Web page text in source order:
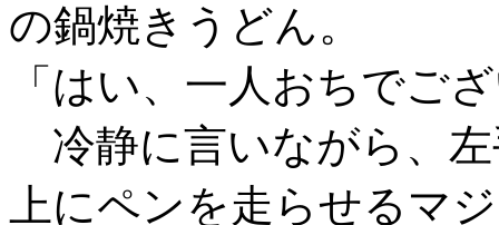
の鍋焼きうどん。
「はい、一人おちでご
冷静に言いながら、
上にペンを走らせるマ